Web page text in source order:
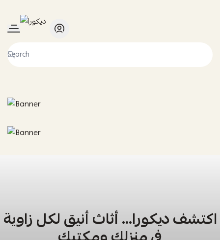
ديكورا
اكتشف ديكورا… أثاث أنيق لكل زاوية